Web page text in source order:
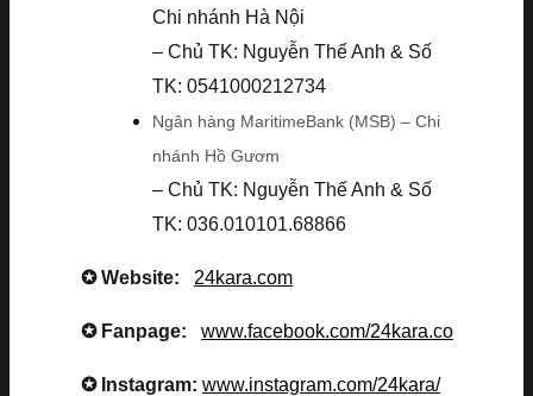
Chi nhánh Hà Nội
– Chủ TK: Nguyễn Thế Anh & Số
TK: 0541000212734
Ngân hàng MaritimeBank (MSB) – Chi
nhánh Hồ Gươm
– Chủ TK: Nguyễn Thế Anh & Số
TK: 036.010101.68866
✪ Website: 24kara.com
✪ Fanpage: www.facebook.com/24kara.co
✪ Instagram: www.instagram.com/24kara/